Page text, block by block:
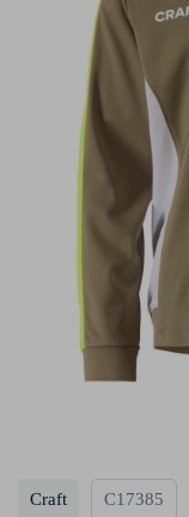
Craft C17385